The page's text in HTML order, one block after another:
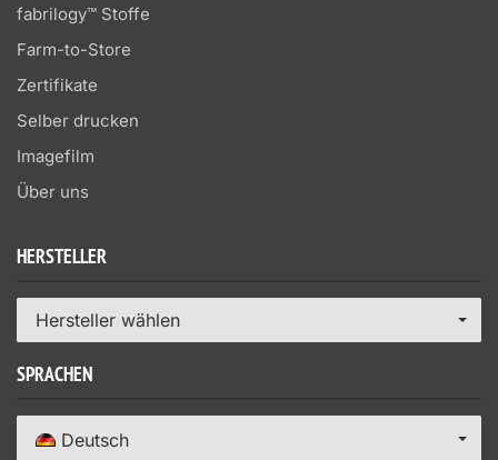
fabrilogy™ Stoffe
Farm-to-Store
Zertifikate
Selber drucken
Imagefilm
Über uns
HERSTELLER
Hersteller wählen
SPRACHEN
Deutsch